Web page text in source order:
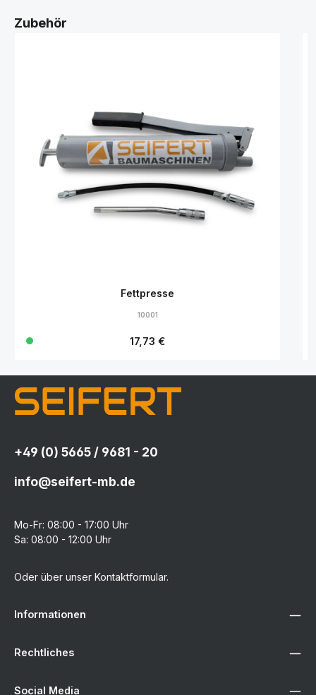
Zubehör
Fettpresse
10001
Regulärer Preis:
17,73 €
+49 (0) 5665 / 9681 - 20
info@seifert-mb.de
Mo-Fr: 08:00 - 17:00 Uhr
Sa: 08:00 - 12:00 Uhr
Oder über unser Kontaktformular.
Informationen
Rechtliches
Social Media